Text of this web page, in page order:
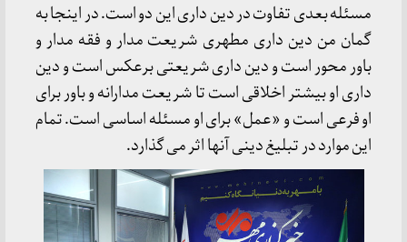
مسئله بعدی تفاوت در دین داری این دو است. در اینجا به
گمان من دین داری مطهری شریعت مدار و فقه مدار و
باور محور است و دین داری شریعتی برعکس است و دین
داری او بیشتر اخلاقی است تا شریعت مدارانه و باور برای
او فرعی است و «عمل» برای او مسئله اساسی است. تمام
این موارد در تبلیغ دینی آنها اثر می گذارد.